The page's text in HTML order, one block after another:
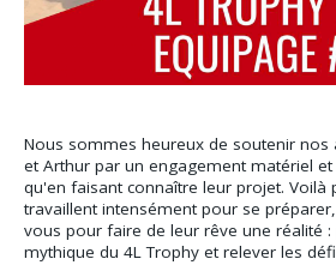
Nous sommes heureux de soutenir nos
et Arthur par un engagement matériel
qu'en faisant connaître leur projet. Voilà
travaillent intensément pour se
vous pour faire de leur rêve une réalité :
mythique du 4L Trophy et relever les